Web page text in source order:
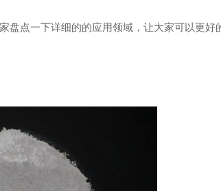
点一下详细的的应用领域，让大家可以更好